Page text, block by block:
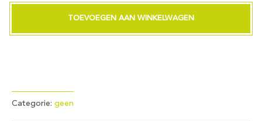
aanbrengen
TOEVOEGEN AAN WINKELWAGEN
Categorie: geen